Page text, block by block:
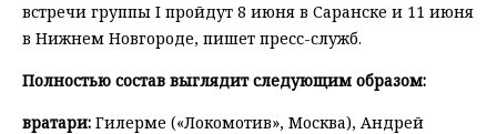
встречи группы I пройдут 8 июня в Саранске и 11 июня
в Нижнем Новгороде, пишет пресс-служб.
Полностью состав выглядит следующим образом:
вратари: Гилерме («Локомотив», Москва), Андрей